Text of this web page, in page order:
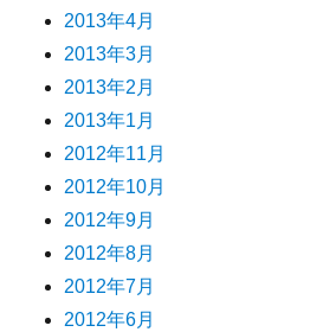
2013年4月
2013年3月
2013年2月
2013年1月
2012年11月
2012年10月
2012年9月
2012年8月
2012年7月
2012年6月